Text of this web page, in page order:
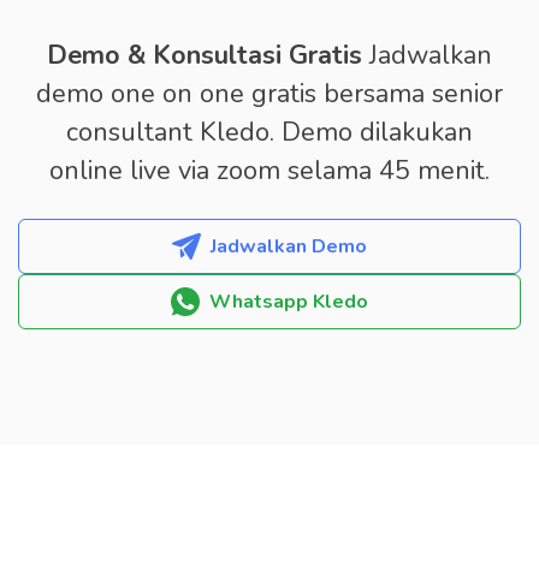
Demo & Konsultasi Gratis Jadwalkan
demo one on one gratis bersama senior
consultant Kledo. Demo dilakukan
online live via zoom selama 45 menit.
Jadwalkan Demo
Whatsapp Kledo